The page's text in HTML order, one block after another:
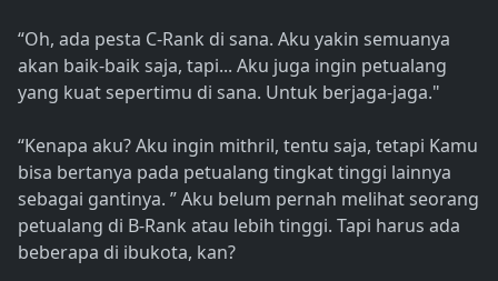
“Oh, ada pesta C-Rank di sana. Aku yakin semuanya
akan baik-baik saja, tapi... Aku juga ingin petualang
yang kuat sepertimu di sana. Untuk berjaga-jaga."
“Kenapa aku? Aku ingin mithril, tentu saja, tetapi Kamu
bisa bertanya pada petualang tingkat tinggi lainnya
sebagai gantinya. ” Aku belum pernah melihat seorang
petualang di B-Rank atau lebih tinggi. Tapi harus ada
beberapa di ibukota, kan?